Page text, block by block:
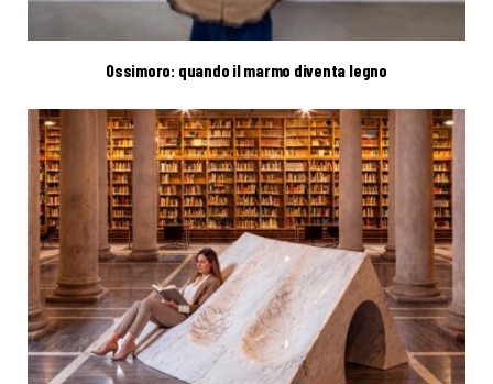
Ossimoro: quando il marmo diventa legno